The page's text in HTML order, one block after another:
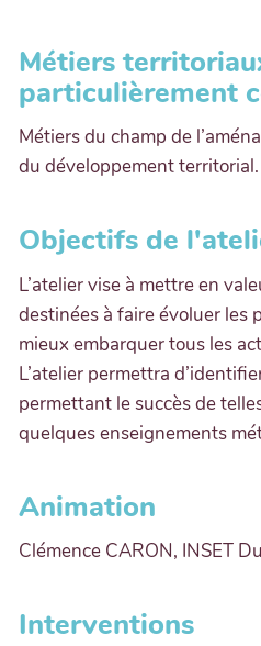
Métiers
particulièrement
Métiers du champ de
du développement territorial.
Objectifs de
L’atelier vise à mettre en
destinées à faire évoluer les
mieux embarquer tous les
L’atelier permettra
permettant le succès de
quelques enseignements
Animation
Clémence CARON, INSET
Interventions